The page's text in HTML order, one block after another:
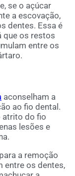
se o açúcar
a escovação,
dentes. Essa é
que os restos
entre os
aconselham a
ao fio dental.
atrito do fio
lesões e
a remoção
entre os dentes,